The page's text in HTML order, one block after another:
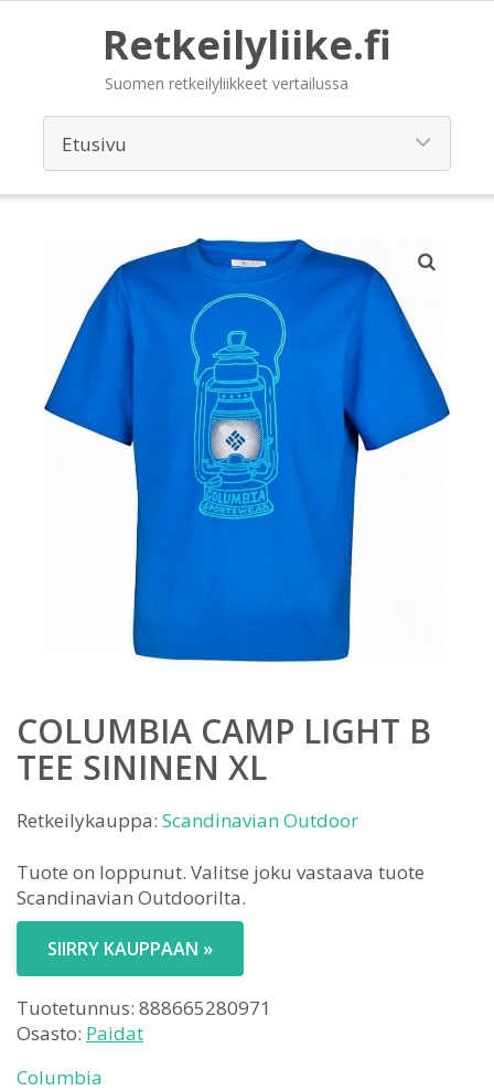
Retkeilyliike.fi
Suomen retkeilyliikkeet vertailussa
COLUMBIA CAMP LIGHT B
TEE SININEN XL
Retkeilykauppa: Scandinavian Outdoor
Tuote on loppunut. Valitse joku vastaava tuote
Scandinavian Outdoorilta.
SIIRRY KAUPPAAN »
Tuotetunnus: 888665280971
Osasto: Paidat
Columbia